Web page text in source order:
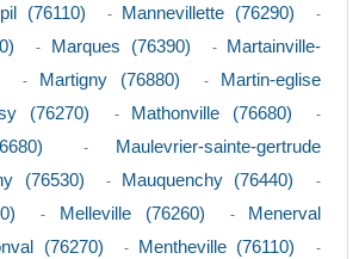
(76110) - Mannevillette (76290) -
- Marques (76390) -
Martainville-
- Martigny (76880) -
Martin-eglise
(76270) - Mathonville (76680) -
-
Maulevrier-sainte-gertrude
(76530) - Mauquenchy (76440) -
- Melleville (76260) -
Menerval
(76270) - Mentheville (76110) -